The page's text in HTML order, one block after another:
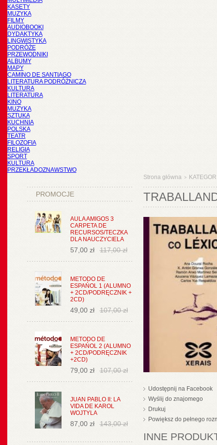
KASETY
MUZYKA
FILMY
AUDIOBOOKI
DYDAKTYKA
LINGWISTYKA
PODRÓŻE
PRZEWODNIKI
ALBUMY
MAPY
CAMINO DE SANTIAGO
LITERATURA PODRÓŻNICZA
KULTURA
LITERATURA
KINO
MUZYKA
SZTUKA
KUCHNIA
POLSKA
TEATR
FILOZOFIA
RELIGIA
SPORT
KULTURA
PRZEKŁADOZNAWSTWO
PROMOCJE
AULA AMIGOS 3
CARPETA DE
RECURSOS/TECZKA
DLA NAUCZYCIELA
57,00 zł 117,00 zł
METODO DE
ESPAŃOL 1 (ALUMNO
+ 2CD/PODRĘCZNIK +
2CD)
49,00 zł 107,00 zł
METODO DE
ESPAŃOL 2 (ALUMNO
+ 2CD/PODRĘCZNIK
+2CD)
79,00 zł 107,00 zł
JUAN PABLO II: LA
VIDA DE KAROL
WOJTYLA
87,00 zł 143,00 zł
Strona główna >
Udostępnij na Facebook
Wyślij do znajomego
Drukuj
Powiększ do pełnego
INNE